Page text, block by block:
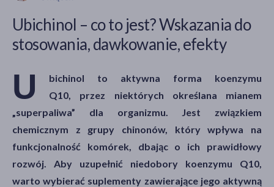
Ubichinol – co to jest? Wskazania do
stosowania, dawkowanie, efekty
U
bichinol to aktywna forma koenzymu
Q10, przez niektórych określana mianem
„superpaliwa” dla organizmu. Jest związkiem
chemicznym z grupy chinonów, który wpływa na
funkcjonalność komórek, dbając o ich prawidłowy
rozwój. Aby uzupełnić niedobory koenzymu Q10,
warto wybierać suplementy zawierające jego aktywną